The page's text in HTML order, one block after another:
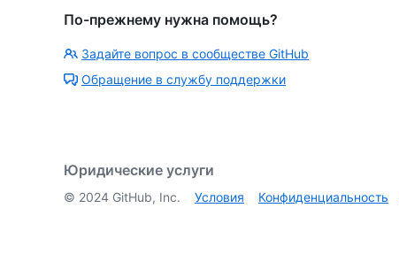
По-прежнему нужна помощь?
Задайте вопрос в сообществе GitHub
Обращение в службу поддержки
Юридические услуги
© 2024 GitHub, Inc. Условия Конфиденциальность